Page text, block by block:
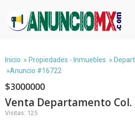
Inicio » Propiedades - Inmuebles »
»Anuncio #16722
$3000000
Venta Departamento Col.
Visitas: 125